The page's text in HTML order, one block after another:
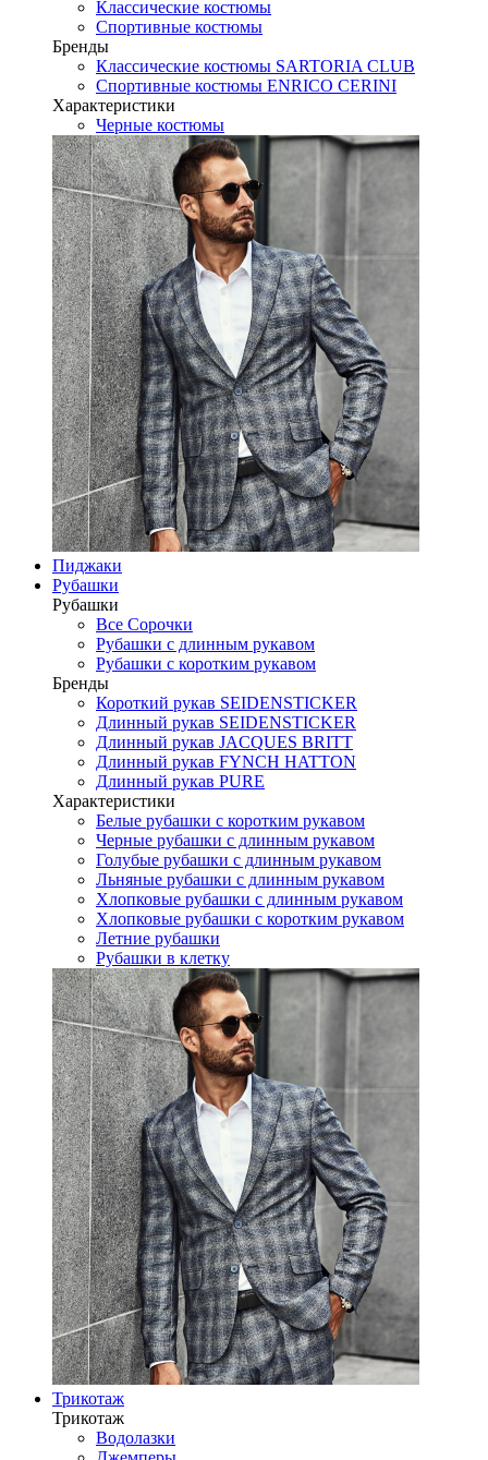
Классические костюмы
Спортивные костюмы
Бренды
Классические костюмы SARTORIA CLUB
Спортивные костюмы ENRICO CERINI
Характеристики
Черные костюмы
Пиджаки
Рубашки
Рубашки
Все Сорочки
Рубашки с длинным рукавом
Рубашки с коротким рукавом
Бренды
Короткий рукав SEIDENSTICKER
Длинный рукав SEIDENSTICKER
Длинный рукав JAСQUES BRITT
Длинный рукав FYNCH HATTON
Длинный рукав PURE
Характеристики
Белые рубашки с коротким рукавом
Черные рубашки с длинным рукавом
Голубые рубашки с длинным рукавом
Льняные рубашки с длинным рукавом
Хлопковые рубашки с длинным рукавом
Хлопковые рубашки с коротким рукавом
Летние рубашки
Рубашки в клетку
Трикотаж
Трикотаж
Водолазки